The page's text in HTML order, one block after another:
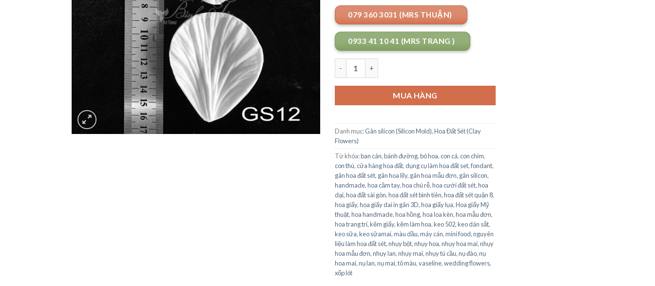
079 360 3031 (MRS THUẬN)
0933 41 10 41 (MRS TRANG )
MUA HÀNG
Danh mục:Gân silicon (Silicon Mold),Hoa Đất Sét (Clay
Flowers)
Từ khóa:ban cán,bánh đường,bó hoa,con cá,con chim,
con thú,cửa hàng hoa đất,dụng cụ làm hoa đất set,fondant,
gân hoa đất sét, gân hoa lily, gân hoa mẫu đơn, gân silicon,
handmade,hoa cầm tay,hoa chú rễ,hoa cưới đất sét,hoa
dại,hoa đất sài gòn,hoa đất sét bình tiên,hoa đất sét quận 8,
hoa giấy,hoa giấy dai in gân 3D,hoa giấy lụa,Hoa giấy Mỹ
thuật,hoa handmade,hoa hồng,hoa loa kèn,hoa mẫu đơn,
hoa trang trí,kẽm giấy,kẽm làm hoa,keo 502,keo dán sắt,
keo sữa,keo sữamai,màu dầu,máy cán,mini food,nguyên
liệu làm hoa đất sét,nhụy bột,nhụy hoa,nhụy hoa mai,nhụy
hoa mẫu đơn,nhụy lan,nhụy mai,nhụy tú cầu,nụ đào,nụ
hoa mai,nụ lan,nụ mai,tô màu,vaseline,wedding flowers,
xốp lót